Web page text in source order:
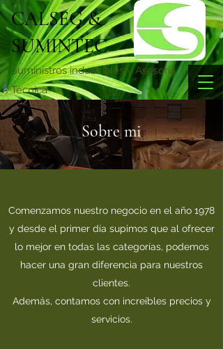
CALSEG &
SUMINTEC
Suministros industriales y Asesoria
Técnica
Sobre mi
Comenzamos nuestro negocio en el año 1978
y desde el primer día supimos que al ofrecer
lo mejor en todas las categorías, podemos
hacer una gran diferencia para nuestros
clientes.
Además, contamos con increíbles precios y
servicios.